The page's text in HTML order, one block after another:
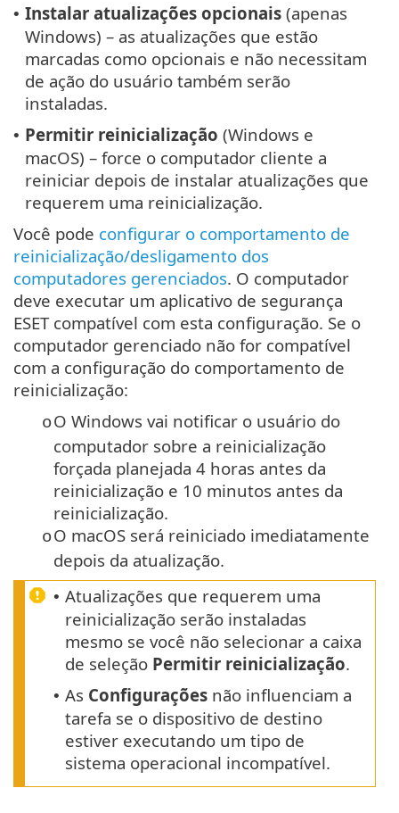
• Instalar atualizações opcionais (apenas
Windows) – as atualizações que estão
marcadas como opcionais e não necessitam
de ação do usuário também serão
instaladas.
• Permitir reinicialização (Windows e
macOS) – force o computador cliente a
reiniciar depois de instalar atualizações que
requerem uma reinicialização.
Você pode configurar o comportamento de
reinicialização/desligamento dos
computadores gerenciados. O computador
deve executar um aplicativo de segurança
ESET compatível com esta configuração. Se o
computador gerenciado não for compatível
com a configuração do comportamento de
reinicialização:
oO Windows vai notificar o usuário do
computador sobre a reinicialização
forçada planejada 4 horas antes da
reinicialização e 10 minutos antes da
reinicialização.
oO macOS será reiniciado imediatamente
depois da atualização.
• Atualizações que requerem uma
reinicialização serão instaladas
mesmo se você não selecionar a caixa
de seleção Permitir reinicialização.
• As Configurações não influenciam a
tarefa se o dispositivo de destino
estiver executando um tipo de
sistema operacional incompatível.